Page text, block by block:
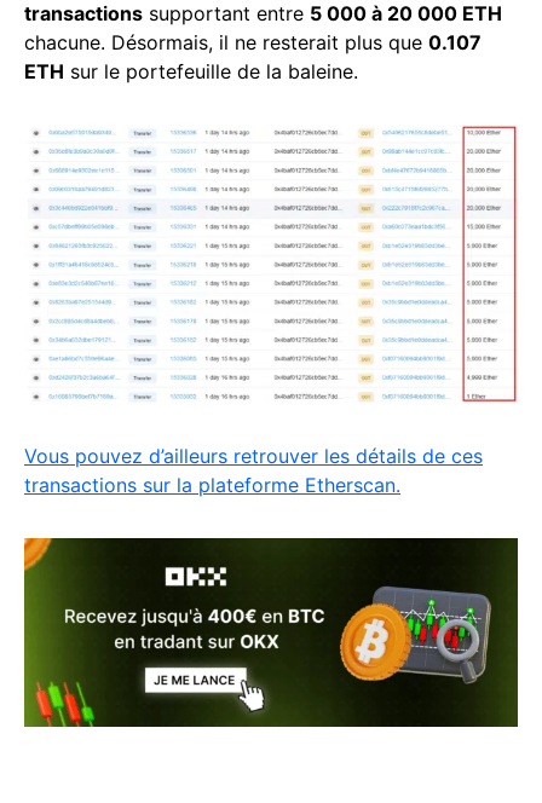
transactions supportant entre 5 000 à 20 000 ETH
chacune. Désormais, il ne resterait plus que 0.107
ETH sur le portefeuille de la baleine.
Vous pouvez d’ailleurs retrouver les détails de ces
transactions sur la plateforme Etherscan.